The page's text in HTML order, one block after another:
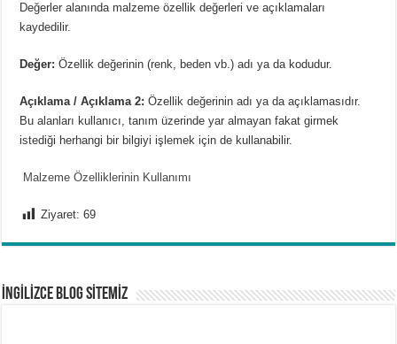
Değerler alanında malzeme özellik değerleri ve açıklamaları
kaydedilir.
Değer:Özellik değerinin (renk, beden vb.) adı ya da kodudur.
Açıklama / Açıklama 2:Özellik değerinin adı ya da açıklamasıdır.
Bu alanları kullanıcı, tanım üzerinde yar almayan fakat girmek
istediği herhangi bir bilgiyi işlemek için de kullanabilir.
Malzeme Özelliklerinin Kullanımı
Ziyaret: 69
İNGİLİZCE BLOG SİTEMİZ